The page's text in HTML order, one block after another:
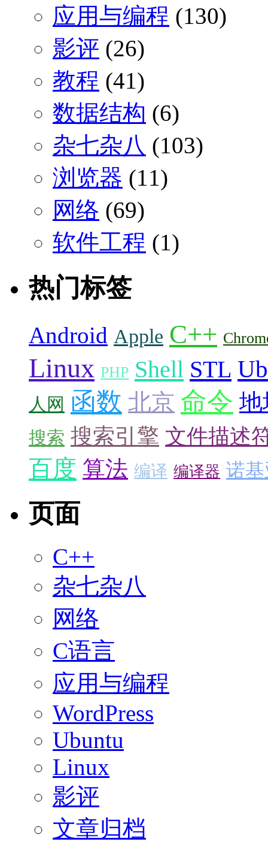
应用与编程 (130)
影评 (26)
教程 (41)
数据结构 (6)
杂七杂八 (103)
浏览器 (11)
网络 (69)
软件工程 (1)
热门标签
Android Apple C++
Linux PHP Shell STL
人网 函数 北京 命令 地
搜索 搜索引擎 文件描述
百度 算法 编译 编译器 诺
页面
C++
杂七杂八
网络
C语言
应用与编程
WordPress
Ubuntu
Linux
影评
文章归档